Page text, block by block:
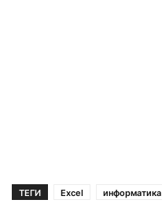
ТЕГИ Excel информатика